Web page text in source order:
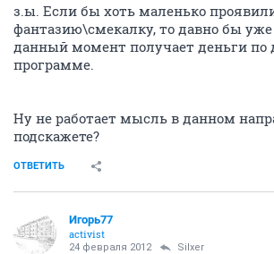
з.ы. Если бы хоть маленько
фантазию\смекалку, то давно бы уже
данный момент получает деньги по
программе.
Ну не работает мысль в данном
подскажете?
ОТВЕТИТЬ
Игорь77
activist
24 февраля 2012 Silxer